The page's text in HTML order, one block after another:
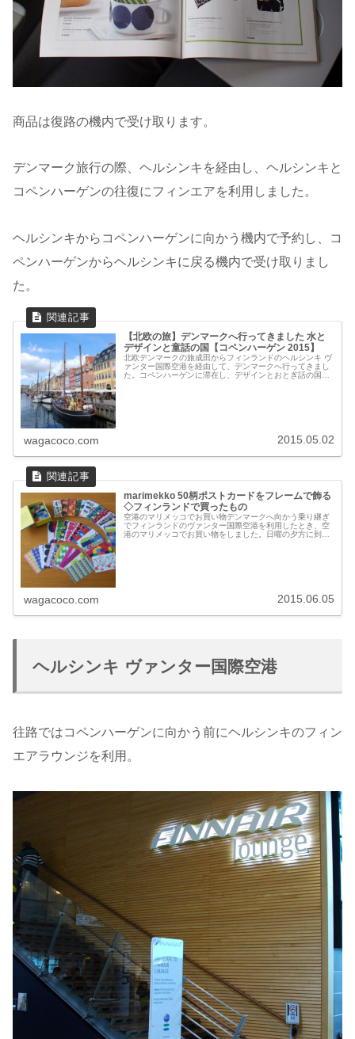
商品は復路の機内で受け取ります。
デンマーク旅行の際、ヘルシンキを経由し、ヘルシンキと
コペンハーゲンの往復にフィンエアを利用しました。
ヘルシンキからコペンハーゲンに向かう機内で予約し、コ
ペンハーゲンからヘルシンキに戻る機内で受け取りまし
た。
【北欧の旅】デンマークへ行ってきました 水と
デザインと童話の国【コペンハーゲン 2015】
北欧デンマークの旅成田からフィンランドのヘルシンキ ヴ
ァンター国際空港を経由して、デンマークへ行ってきまし
た。コペンハーゲンに滞在し、デザインとおとぎ話の国を
wagacoco.com 2015.05.02
marimekko 50柄ポストカードをフレームで飾る
◇フィンランドで買ったもの
空港のマリメッコでお買い物デンマークへ向かう乗り継ぎ
でフィンランドのヴァンター国際空港を利用したとき、空
港のマリメッコでお買い物をしました。日曜の夕方に到着
wagacoco.com 2015.06.05
ヘルシンキ ヴァンター国際空港
往路ではコペンハーゲンに向かう前にヘルシンキのフィン
エアラウンジを利用。